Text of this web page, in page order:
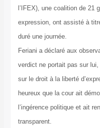
l’IFEX), une coalition de 21
expression, ont assisté à
duré une journée.
Feriani a déclaré aux
verdict ne portait pas sur
sur le droit à la liberté
heureux que la cour ait
l’ingérence politique et ait
transparent.